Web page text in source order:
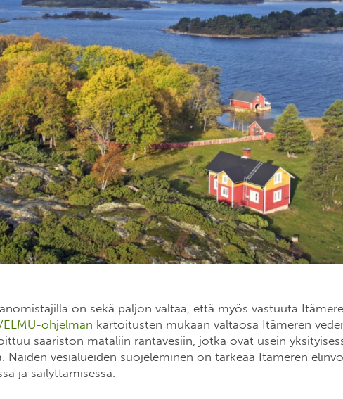
on sekä paljon valtaa, että myös vastuuta
ohjelman kartoitusten mukaan valtaosa Itämeren
saariston mataliin rantavesiin, jotka ovat usein
Näiden vesialueiden suojeleminen on tärkeää Itämeren
ja säilyttämisessä.